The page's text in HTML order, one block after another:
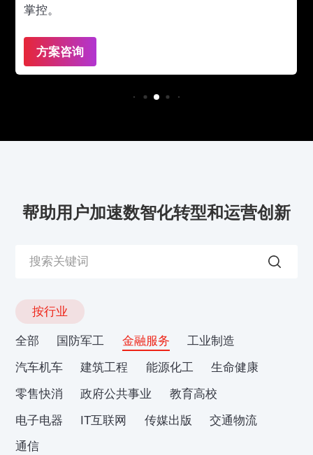
掌控。
方案咨询
帮助用户加速数智化转型和运营创新
按行业
全部 国防军工 金融服务
工业制造
汽车机车
建筑工程 能源化工
生命健康
零售快消
政府公共事业
教育高校
电子电器
IT互联网 传媒出版
交通物流
通信